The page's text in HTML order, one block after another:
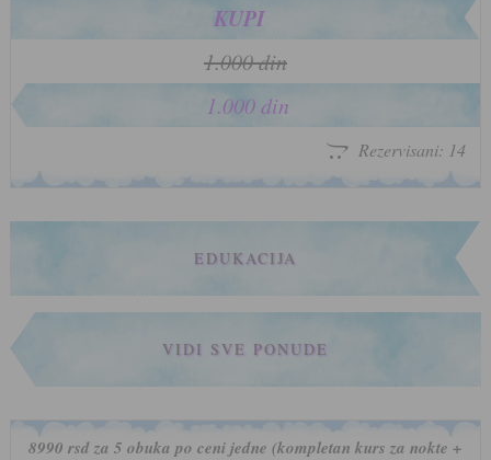
KUPI
1.000 din
1.000 din
Rezervisani: 14
EDUKACIJA
VIDI SVE PONUDE
8990 rsd za 5 obuka po ceni jedne (kompletan kurs za nokte +